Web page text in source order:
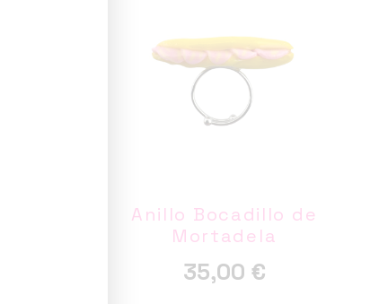
Anillo Bocadillo de
Mortadela
35,00 €